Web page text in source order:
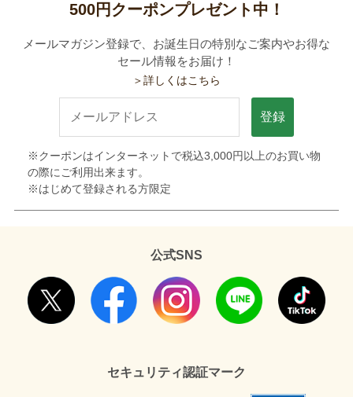
500円クーポンプレゼント中！
メールマガジン登録で、お誕生日の特別なご案内やお得な
セール情報をお届け！
＞詳しくはこちら
登録
※クーポンはインターネットで税込3,000円以上のお買い物
の際にご利用出来ます。
※はじめて登録される方限定
公式SNS
セキュリティ認証マーク